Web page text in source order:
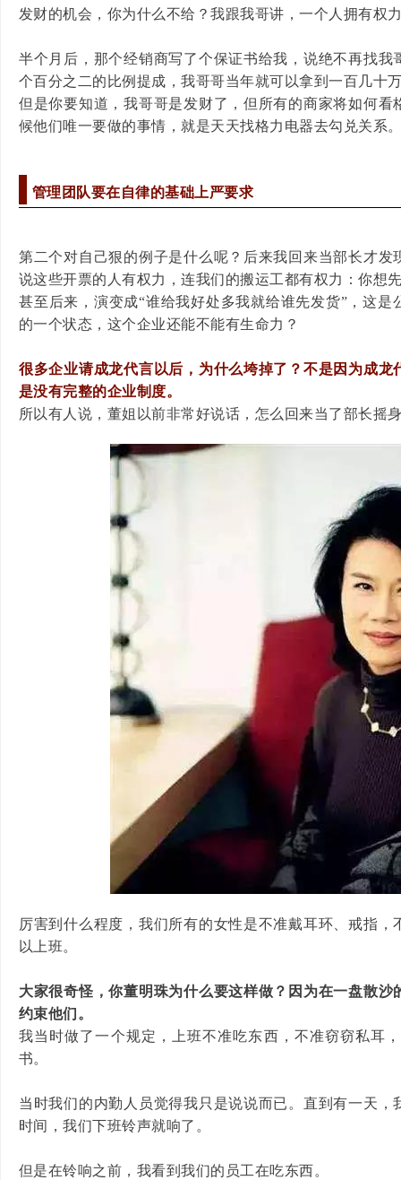
发财的机会，你为什么不给？我跟我哥讲，一个人拥有权
半个月后，那个经销商写了个保证书给我，说绝不再找
个百分之二的比例提成，我哥哥当年就可以拿到一百几十
但是你要知道，我哥哥是发财了，但所有的商家将如何
候他们唯一要做的事情，就是天天找格力电器去勾兑关系
管理团队要在自律的基础上严要求
第二个对自己狠的例子是什么呢？后来我回来当部长才
说这些开票的人有权力，连我们的搬运工都有权力：你想
甚至后来，演变成“谁给我好处多我就给谁先发货”，这
的一个状态，这个企业还能不能有生命力？
很多企业请成龙代言以后，为什么垮掉了？不是因为成
是没有完整的企业制度。
所以有人说，董姐以前非常好说话，怎么回来当了部长摇
厉害到什么程度，我们所有的女性是不准戴耳环、戒指
以上班。
大家很奇怪，你董明珠为什么要这样做？因为在一盘散
约束他们。
我当时做了一个规定，上班不准吃东西，不准窃窃私耳
书。
当时我们的内勤人员觉得我只是说说而已。直到有一天
时间，我们下班铃声就响了。
但是在铃响之前，我看到我们的员工在吃东西。